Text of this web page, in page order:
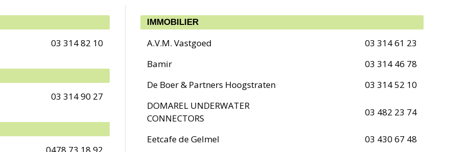
03 314 82 10
03 314 90 27
IMMOBILIER
A.V.M. Vastgoed
03 314 61 23
Bamir
03 314 46 78
De Boer & Partners Hoogstraten
03 314 52 10
DOMAREL UNDERWATER
CONNECTORS
03 482 23 74
Eetcafe de Gelmel
03 430 67 48